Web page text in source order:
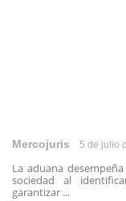
Mercojuris 5 de julio
La aduana
sociedad al
garantizar ...